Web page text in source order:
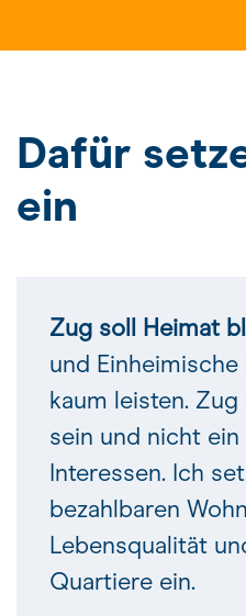
Dafür
ein
Zug soll Heimat
und
kaum leisten.
sein und nicht
Interessen. Ich
bezahlbaren
Lebensqualität
Quartiere ein.